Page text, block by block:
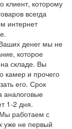
клиент, которому
всегда
интернет
денег мы не
которое
складе. Вы
камер и прочего
его. Срок
аналоговые
1-2 дня.
Мы работаем с
уже не первый